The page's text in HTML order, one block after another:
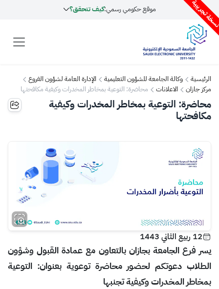
تجريبية موقع حكومي رسمي:كيف تتحقق؟
الرئيسية وكالة الجامعة للشؤون التعليمية
الإدارة العامة لشؤون الفروع
مركز جازان
الاعلانات محاضرة: التوعية بمخاطر المخدرات وكيفية مكافحتها
محاضرة: التوعية بمخاطر المخدرات وكيفية
مكافحتها
12 ربيع الثاني 1443
يسر فرع الجامعة بجازان بالتعاون مع عمادة القبول وشؤون
الطلاب دعوتكم لحضور محاضرة توعوية بعنوان: التوعية
بمخاطر المخدرات وكيفية تجنبها